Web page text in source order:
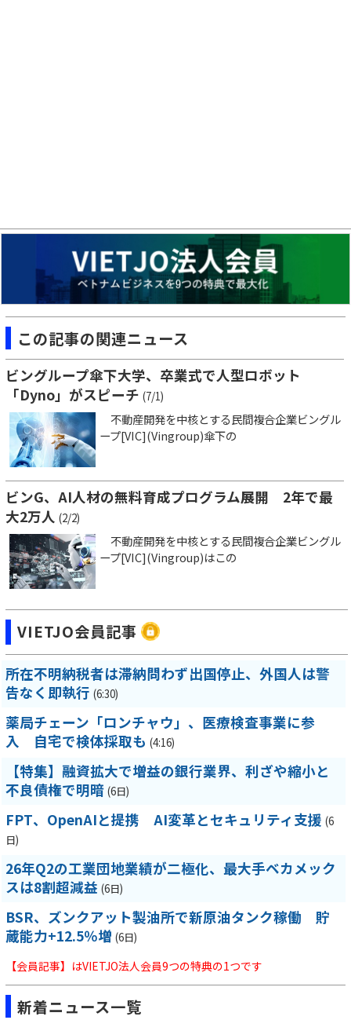
この記事の関連ニュース
ビングループ傘下大学、卒業式で人型ロボット
「Dyno」がスピーチ (7/1)
不動産開発を中核とする民間複合企業ビングル
ープ[VIC](Vingroup)傘下の
ビンG、AI人材の無料育成プログラム展開 2年で最
大2万人 (2/2)
不動産開発を中核とする民間複合企業ビングル
ープ[VIC](Vingroup)はこの
VIETJO会員記事
所在不明納税者は滞納問わず出国停止、外国人は警
告なく即執行 (6:30)
薬局チェーン「ロンチャウ」、医療検査事業に参
入 自宅で検体採取も (4:16)
【特集】融資拡大で増益の銀行業界、利ざや縮小と
不良債権で明暗 (6日)
FPT、OpenAIと提携 AI変革とセキュリティ支援 (6
日)
26年Q2の工業団地業績が二極化、最大手ベカメック
スは8割超減益 (6日)
BSR、ズンクアット製油所で新原油タンク稼働 貯
蔵能力+12.5％増 (6日)
【会員記事】はVIETJO法人会員9つの特典の1つです
新着ニュース一覧